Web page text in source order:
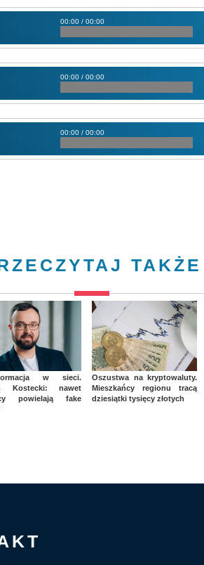
00:00 / 00:00
00:00 / 00:00
00:00 / 00:00
TAKŻE
w sieci.
Kostecki: nawet
powielają fake
Oszustwa na kryptowaluty.
Mieszkańcy regionu tracą
dziesiątki tysięcy złotych